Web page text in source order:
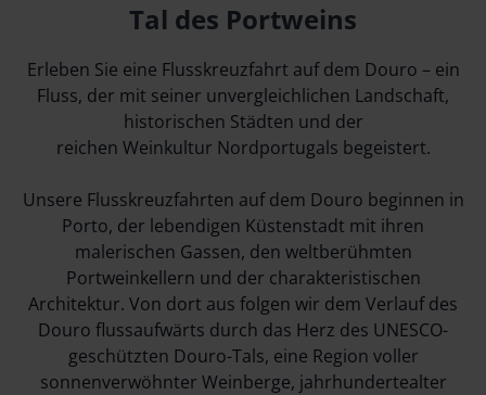
Tal des Portweins
Erleben Sie eine Flusskreuzfahrt auf dem Douro – ein
Fluss, der mit seiner unvergleichlichen Landschaft,
historischen Städten und der
reichen Weinkultur Nordportugals begeistert.
Unsere Flusskreuzfahrten auf dem Douro beginnen in
Porto, der lebendigen Küstenstadt mit ihren
malerischen Gassen, den weltberühmten
Portweinkellern und der charakteristischen
Architektur. Von dort aus folgen wir dem Verlauf des
Douro flussaufwärts durch das Herz des UNESCO-
geschützten Douro-Tals, eine Region voller
sonnenverwöhnter Weinberge, jahrhundertealter